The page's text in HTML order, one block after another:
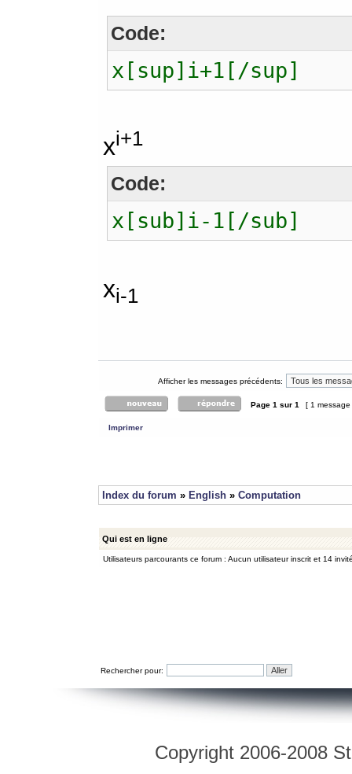
Code:
x[sup]i+1[/sup]
xi+1
Code:
x[sub]i-1[/sub]
xi-1
Afficher les messages précédents:
Page 1 sur 1 [ 1
Imprimer
Index du forum » English » Computation
Qui est en ligne
Utilisateurs parcourants ce forum : Aucun utilisateur inscrit et 14
Rechercher pour:
Copyright 2006-2008